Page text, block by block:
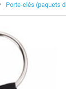
Porte-clés (paquets